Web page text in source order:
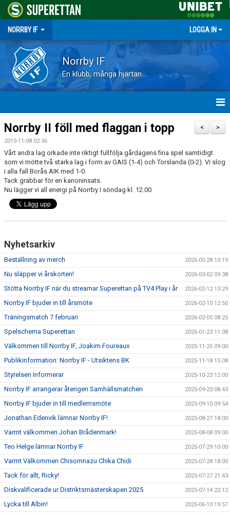
NORRBY IF LOGGA IN
Norrby IF
En klubb, många hjärtan
HEM
NYHETER
FÖRENINGEN
KALENDER
NÄRA NORRBY
VÄRDEGRUND
>
<
Norrby II föll med flaggan i topp
2015-11-08 02:36
Vårt andra lag orkade inte riktigt fullfölja gårdagens fina spel samtidigt
som vi mötte två starka lag i form av GAIS (1-4) och Torslanda (0-2). Vi slog
i alla fall Borås AIK med 1-0.
Tack grabbar för en kanoninsats.
Nu lägger vi all energi på Norrby I söndag kl. 12.00
Nyhetsarkiv
Beställning av merch 2026-05-28 10:19
Nu släpper vi årskorten! 2026-03-02 09:38
Stötta Norrby IF när du streamar Superettan på TV4 Play i år 2026-02-12 13:29
Norrby IF bjuder in till årsmöte 2026-02-10 12:50
Träningsmatch 7 februari 2026-02-05 08:25
Spelschema Superettan 2026-01-23 11:08
Välkommen till Norrby IF, Joakim Foureaux 2025-11-25 09:00
Publikinformation: Norrby IF - Utsiktens BK 2025-11-18 15:08
Styrelsen Informerar 2025-10-23 12:00
Norrby IF arrangerar återigen Samhällsmatchen 2025-09-23 08:43
Norrby IF bjuder in till medlemsmöte 2025-09-10 09:54
Jonathan Edenvik lämnar Norrby IF! 2025-08-27 18:00
Varmt välkommen Johan Brådenmark! 2025-08-08 09:00
Teo Helge lämnar Norrby IF 2025-07-29 10:00
Varmt Välkommen Chisomnazu Chika Chidi 2025-07-28 18:00
Tack för allt, Ricky! 2025-07-27 21:43
Diskvalificerade ur Distriktsmästerskapen 2025 2025-07-14 22:12
Lycka till Albin! 2025-06-10 19:57